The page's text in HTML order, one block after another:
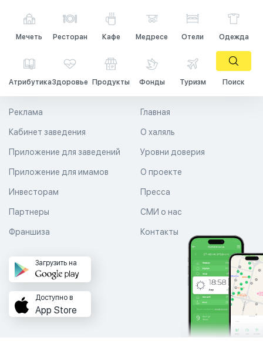
Мечеть Ресторан Кафе Медресе Отели Одежда
АтрибутикаЗдоровье Продукты Фонды Туризм Поиск
Главная
О халяль
Уровни доверия
Реклама
Кабинет заведения
Приложение для заведений
Приложение для имамов О проекте
Пресса
СМИ о нас
Контакты
Инвесторам
Партнеры
Франшиза
Загрузить на
Доступно в
App Store